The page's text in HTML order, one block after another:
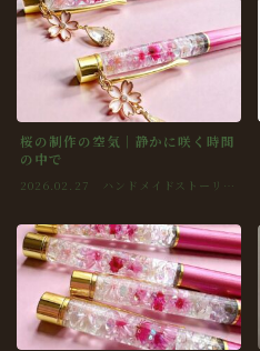
Collection
桜の制作の空気｜静かに咲く時間
の中で
2026.02.27
ハンドメイドストーリー